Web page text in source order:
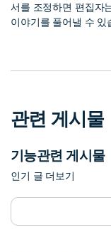
서를 조정하면 편집자
이야기를 풀어낼 수 있
관련 게시물
기능관련 게시물
인기 글 더보기